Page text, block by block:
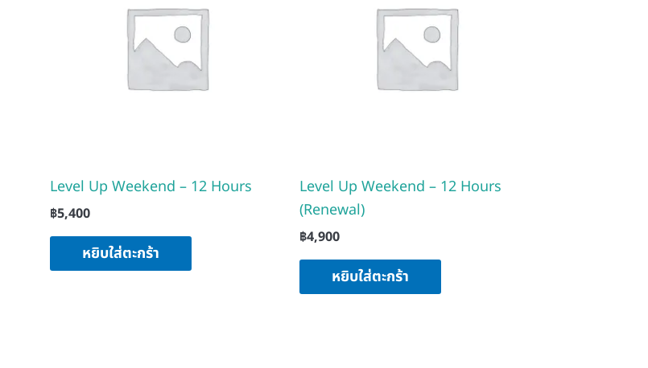
Level Up Weekend – 12 Hours
฿5,400
หยิบใส่ตะกร้า
Level Up Weekend – 12 Hours
(Renewal)
฿4,900
หยิบใส่ตะกร้า